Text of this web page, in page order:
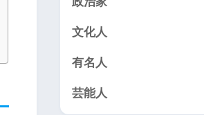
文化人
有名人
芸能人